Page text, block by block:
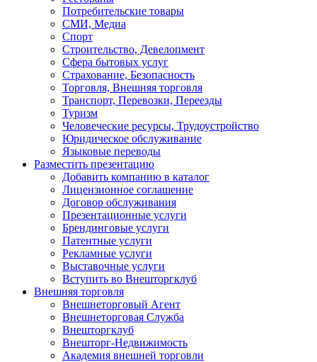
Потребительские товары
СМИ, Медиа
Спорт
Строительство, Девелопмент
Сфера бытовых услуг
Страхование, Безопасность
Торговля, Внешняя торговля
Транспорт, Перевозки, Переезды
Туризм
Человеческие ресурсы, Трудоустройство
Юридическое обслуживание
Языковые переводы
Разместить презентацию
Добавить компанию в каталог
Лицензионное соглашение
Договор обслуживания
Презентационные услуги
Брендинговые услуги
Патентные услуги
Рекламные услуги
Выставочные услуги
Вступить во Внешторгклуб
Внешняя торговля
Внешнеторговый Агент
Внешнеторговая Служба
Внешторгклуб
Внешторг-Недвижимость
Академия внешней торговли